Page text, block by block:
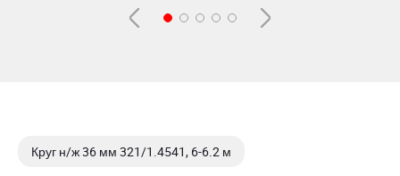
Круг н/ж 36 мм 321/1.4541, 6-6.2 м